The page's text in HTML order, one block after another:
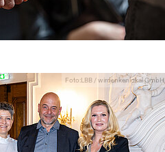
Foto:LBB / wirdenkenlokal GmbH